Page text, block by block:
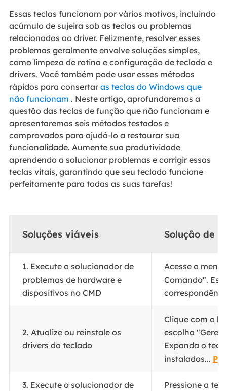
Essas teclas funcionam por vários motivos, incluindo
acúmulo de sujeira sob as teclas ou problemas
relacionados ao driver. Felizmente, resolver esses
problemas geralmente envolve soluções simples,
como limpeza de rotina e configuração de teclado e
drivers. Você também pode usar esses métodos
rápidos para consertar as teclas do Windows que
não funcionam . Neste artigo, aprofundaremos a
questão das teclas de função que não funcionam e
apresentaremos seis métodos testados e
comprovados para ajudá-lo a restaurar sua
funcionalidade. Aumente sua produtividade
aprendendo a solucionar problemas e corrigir essas
teclas vitais, garantindo que seu teclado funcione
perfeitamente para todas as suas tarefas!
Soluções viáveis Solução de
1. Execute o solucionador de
problemas de hardware e
dispositivos no CMD
Acesse o menu
Comando”.
2. Atualize ou reinstale os
drivers do teclado
Clique com o
escolha
Expanda o
instalados...
3. Execute o solucionador de
Pressione a